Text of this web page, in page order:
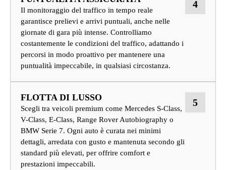
Il monitoraggio del traffico in tempo reale
garantisce prelievi e arrivi puntuali, anche nelle
giornate di gara più intense. Controlliamo
costantemente le condizioni del traffico, adattando i
percorsi in modo proattivo per mantenere una
puntualità impeccabile, in qualsiasi circostanza.
4
FLOTTA DI LUSSO
Scegli tra veicoli premium come Mercedes S-Class,
V-Class, E-Class, Range Rover Autobiography o
BMW Serie 7. Ogni auto è curata nei minimi
dettagli, arredata con gusto e mantenuta secondo gli
standard più elevati, per offrire comfort e
prestazioni impeccabili.
5